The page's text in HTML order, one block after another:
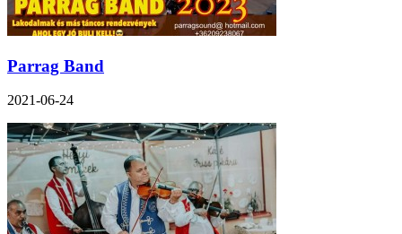
Parrag Band
2021-06-24